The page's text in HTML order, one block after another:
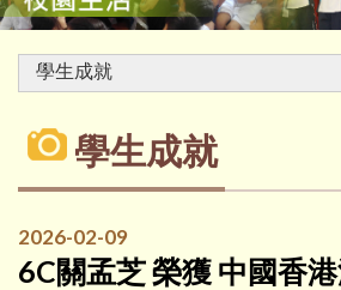
學生成就
2026-02-09
6C關孟芝 榮獲 中國香